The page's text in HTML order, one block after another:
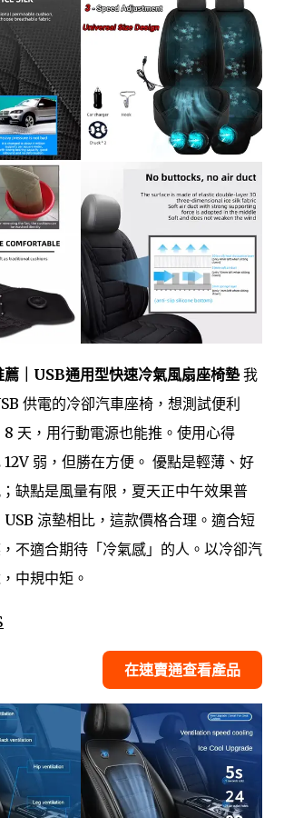
薦｜USB通用型快速冷氣風扇座椅墊我
供電的冷卻汽車座椅，想測試便利
天，用行動電源也能推。使用心得
弱，但勝在方便。 優點是輕薄、好
缺點是風量有限，夏天正中午效果普
涼墊相比，這款價格合理。適合短
不適合期待「冷氣感」的人。以冷卻汽
中規中矩。
在速賣通查看產品